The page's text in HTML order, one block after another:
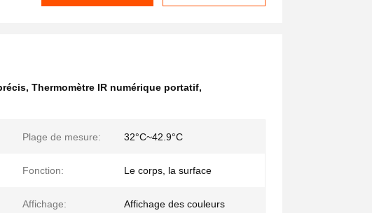
, Thermomètre IR numérique portatif,
Plage de mesure: 32°C~42.9°C
Fonction: Le corps, la surface
Affichage: Affichage des couleurs